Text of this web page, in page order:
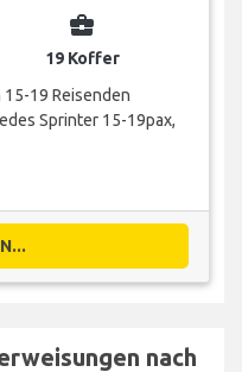
business_center
19 Koffer
19 Reisenden
Sprinter 15-19pax,
nach